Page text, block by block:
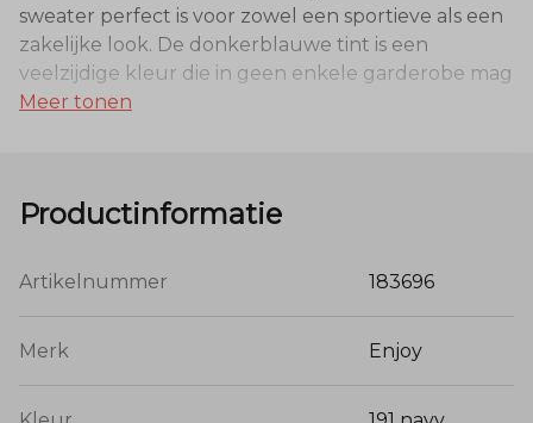
sweater perfect is voor zowel een sportieve als een
zakelijke look. De donkerblauwe tint is een
veelzijdige kleur die in geen enkele garderobe mag
ontbreken.
materiaalmix van
52% Modal, 45% Polyester en 3%
een zijdezacht gevoel op de huid en een luxe
uitstraling. Het polyester maakt de sweater
Meer tonen
Productinformatie
Artikelnummer 183696
Merk Enjoy